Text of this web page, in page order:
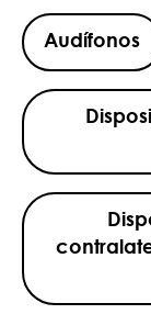
Audífonos